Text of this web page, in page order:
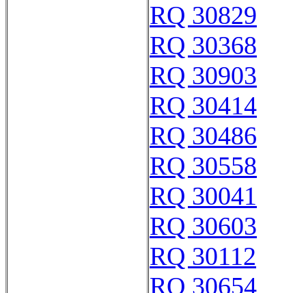
RQ 30829
RQ 30368
RQ 30903
RQ 30414
RQ 30486
RQ 30558
RQ 30041
RQ 30603
RQ 30112
RQ 30654